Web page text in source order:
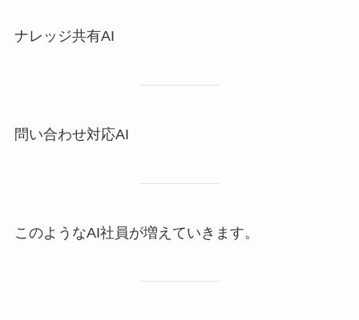
ナレッジ共有AI
問い合わせ対応AI
このようなAI社員が増えていきます。